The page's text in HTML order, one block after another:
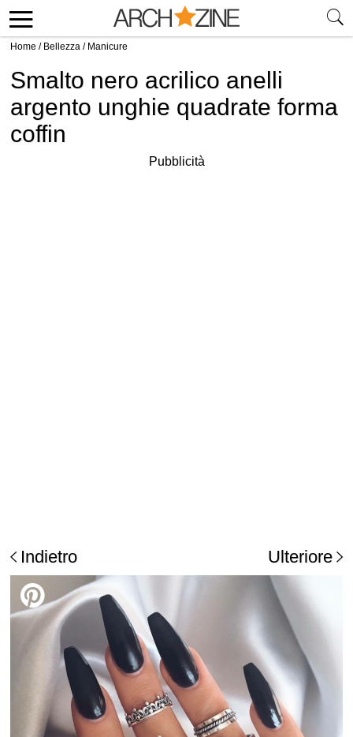
Home / Bellezza / Manicure
Smalto nero acrilico anelli
argento unghie quadrate forma
coffin
Pubblicità
Indietro Ulteriore